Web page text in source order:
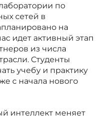
по
сетей в
на
идет активный этап
из числа
Студенты
учебу и практику
с начала нового
интеллект меняет